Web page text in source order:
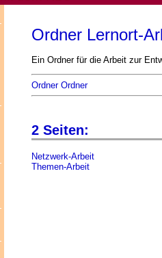
Ordner Lernort-
Ein Ordner für die Arbeit zur
Ordner Ordner
2 Seiten:
Netzwerk-Arbeit
Themen-Arbeit